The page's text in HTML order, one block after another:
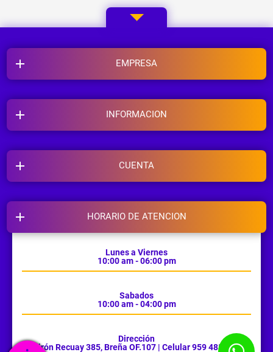
EMPRESA
INFORMACION
HORARIO DE ATENCION
Lunes a Viernes
10:00 am - 06:00 pm
Sabados
10:00 am - 04:00 pm
Dirección
Jirón Recuay 385, Breña OF.107 | Celular 959 485 385
CUENTA